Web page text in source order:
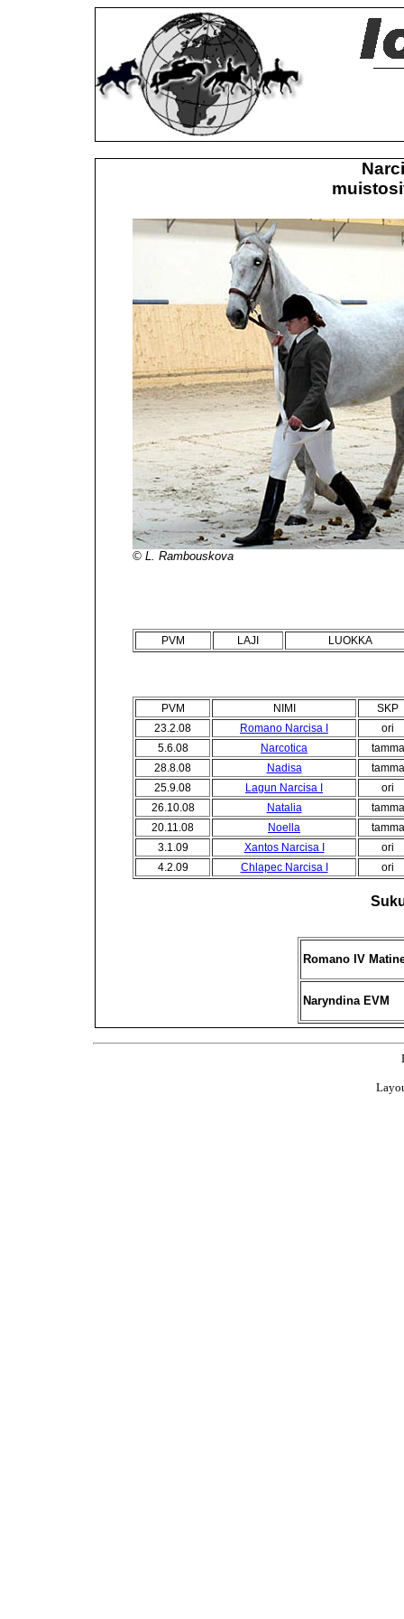
© L. Rambouskova
PVM LAJI LUOKKA
PVM NIMI
SKP
23.2.08
Romano Narcisa I
ori
5.6.08
Narcotica
tamma
28.8.08
Nadisa
tamma
25.9.08
Lagun Narcisa I
ori
26.10.08
Natalia
tamma
20.11.08
Noella
tamma
3.1.09
Xantos Narcisa I
ori
4.2.09
Chlapec Narcisa I ori
Romano IV
Naryndina EVM